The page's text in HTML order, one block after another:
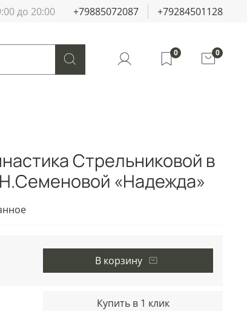
до 20:00 +79885072087 +79284501128
0 0
Стрельниковой в
«Надежда»
В корзину
Купить в 1 клик